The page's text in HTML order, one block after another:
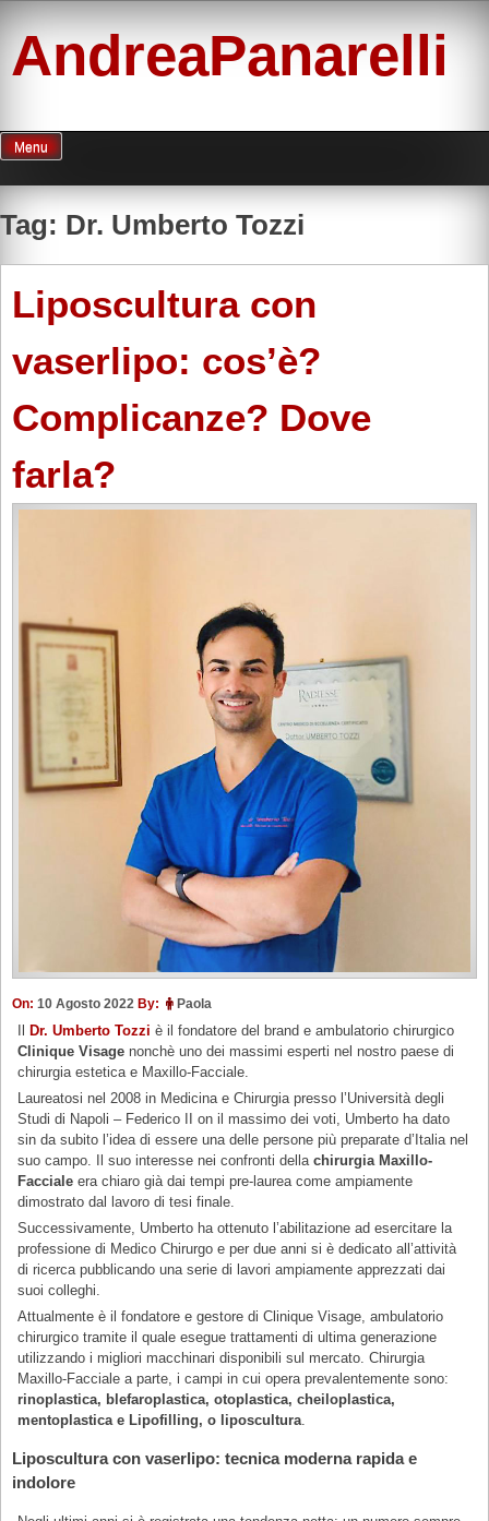
content
AndreaPanarelli
Menu
Tag: Dr. Umberto Tozzi
Liposcultura con
vaserlipo: cos’è?
Complicanze? Dove
farla?
On: 10 Agosto 2022 By: Paola
IlDr. Umberto Tozzi è il fondatore del brand e ambulatorio chirurgico
Clinique Visage nonchè uno dei massimi esperti nel nostro paese di
chirurgia estetica e Maxillo-Facciale.
Laureatosi nel 2008 in Medicina e Chirurgia presso l’Università degli
Studi di Napoli – Federico II on il massimo dei voti, Umberto ha dato
sin da subito l’idea di essere una delle persone più preparate d’Italia nel
suo campo. Il suo interesse nei confronti dellachirurgia Maxillo-
Facciale era chiaro già dai tempi pre-laurea come ampiamente
dimostrato dal lavoro di tesi finale.
Successivamente, Umberto ha ottenuto l’abilitazione ad esercitare la
professione di Medico Chirurgo e per due anni si è dedicato all’attività
di ricerca pubblicando una serie di lavori ampiamente apprezzati dai
suoi colleghi.
Attualmente è il fondatore e gestore di Clinique Visage, ambulatorio
chirurgico tramite il quale esegue trattamenti di ultima generazione
utilizzando i migliori macchinari disponibili sul mercato. Chirurgia
Maxillo-Facciale a parte, i campi in cui opera prevalentemente sono:
rinoplastica, blefaroplastica, otoplastica, cheiloplastica,
mentoplastica e Lipofilling, o liposcultura
Liposcultura con vaserlipo: tecnica moderna rapida e
indolore